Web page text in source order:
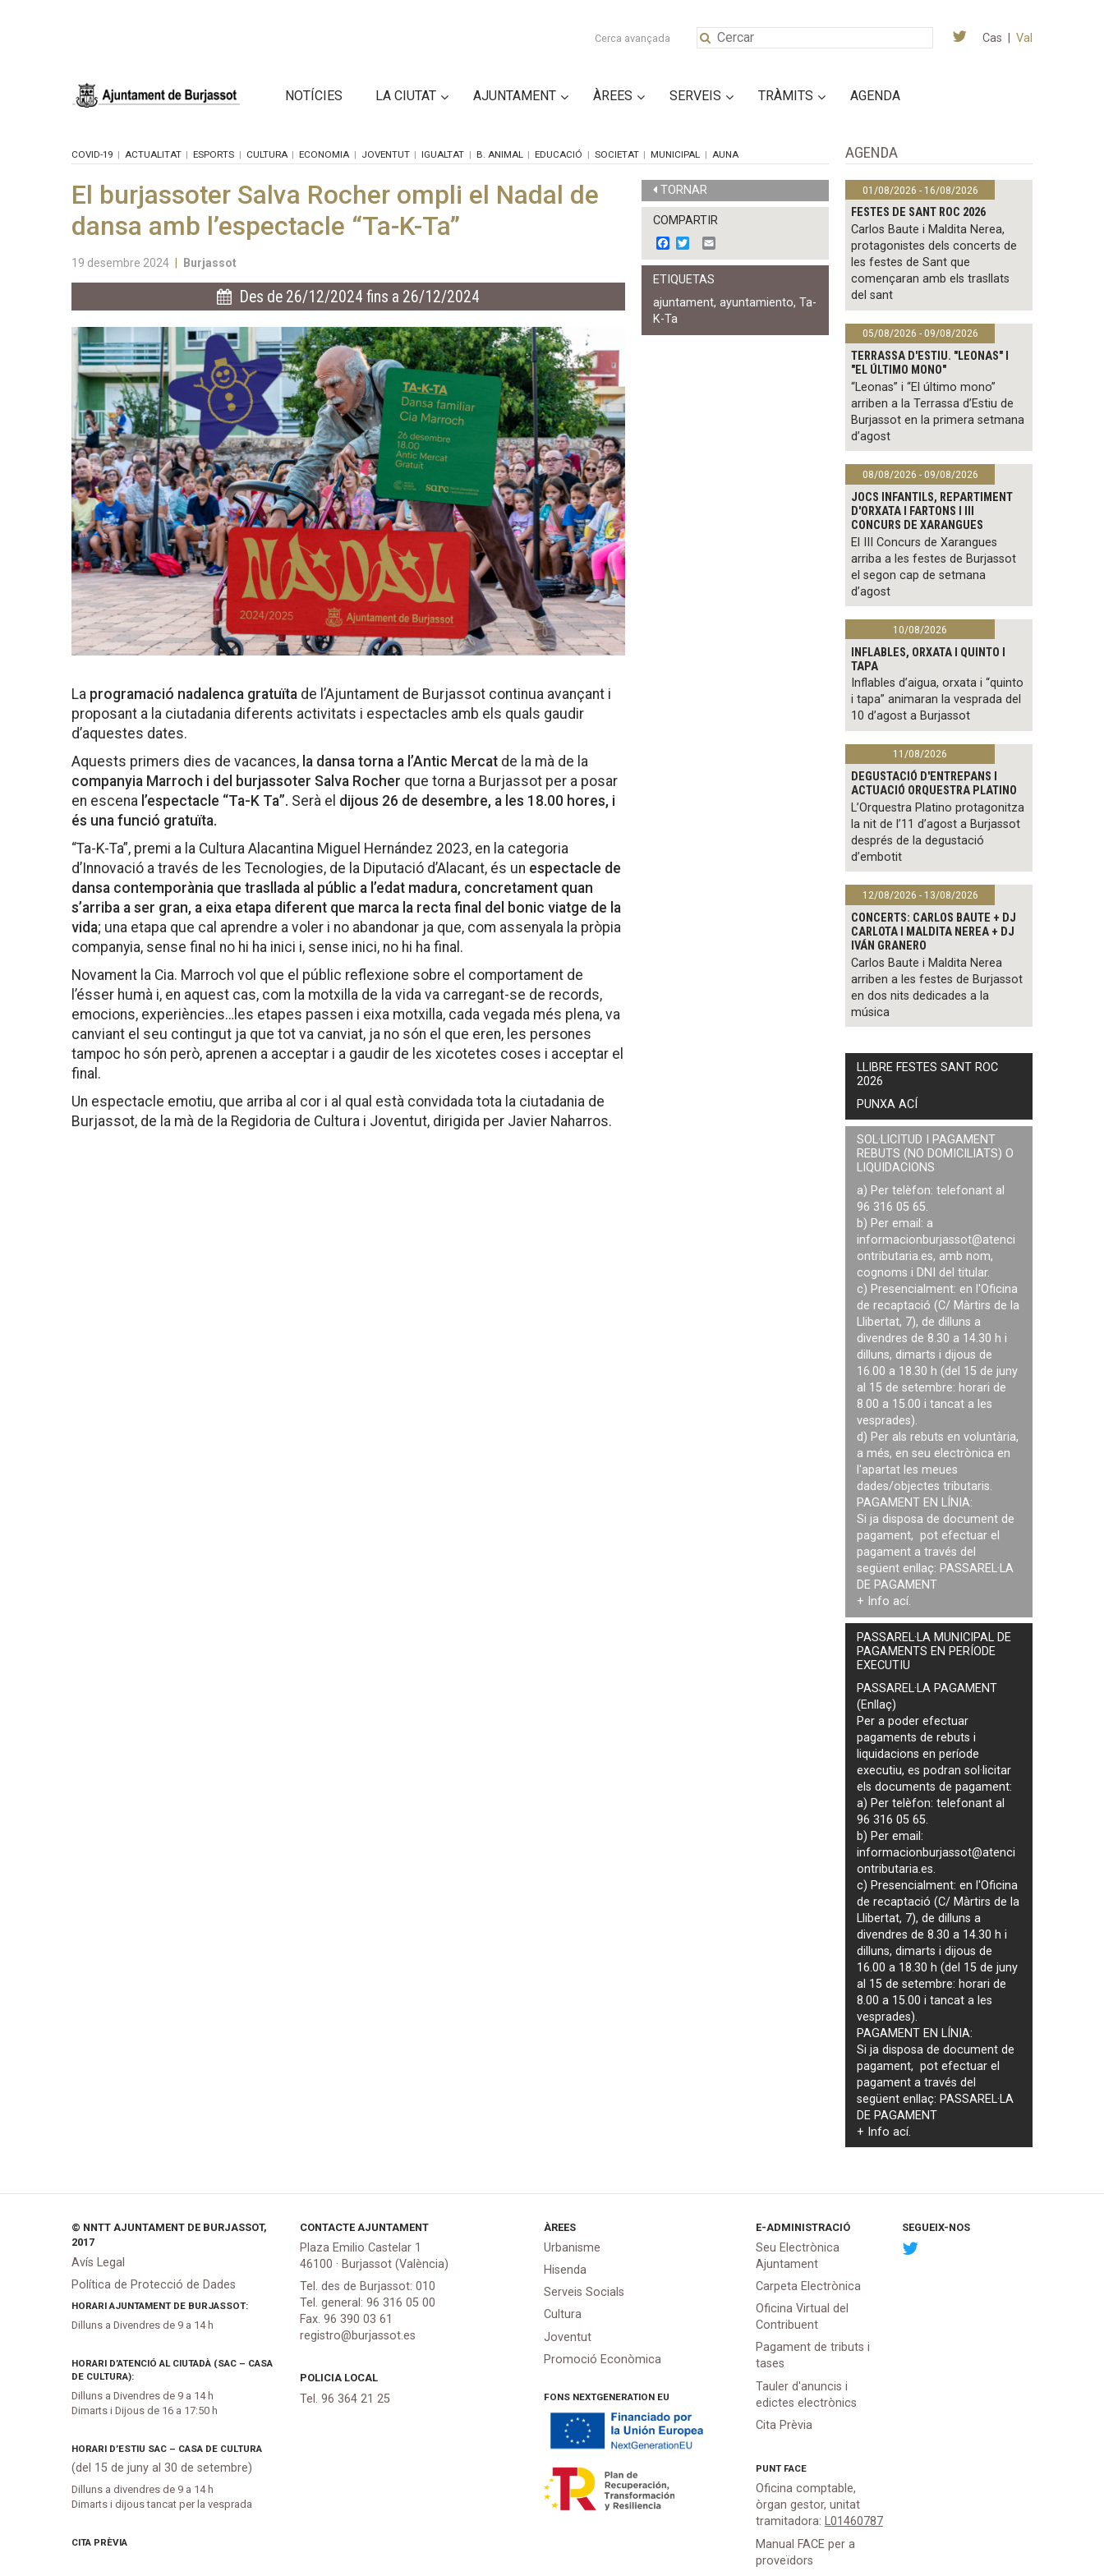
Cerca avançada Cas Val
NOTÍCIES LA CIUTAT AJUNTAMENT ÀREES SERVEIS TRÀMITS AGENDA
COVID-19 ACTUALITAT ESPORTS CULTURA ECONOMIA JOVENTUT IGUALTAT B. ANIMAL EDUCACIÓ SOCIETAT MUNICIPAL AUNA
El burjassoter Salva Rocher ompli el Nadal de
dansa amb l’espectacle “Ta-K-Ta”
19 desembre 2024 Burjassot
Des de 26/12/2024 fins a 26/12/2024
La programació nadalenca gratuïta de l’Ajuntament de Burjassot continua avançant i
proposant a la ciutadania diferents activitats i espectacles amb els quals gaudir
d’aquestes dates.
Aquests primers dies de vacances, la dansa torna a l’Antic Mercat de la mà de la
companyia Marroch i del burjassoter Salva Rocher que torna a Burjassot per a posar
en escena l’espectacle “Ta-K Ta”. Serà el dijous 26 de desembre, a les 18.00 hores, i
és una funció gratuïta.
“Ta-K-Ta”, premi a la Cultura Alacantina Miguel Hernández 2023, en la categoria
d’Innovació a través de les Tecnologies, de la Diputació d’Alacant, és un espectacle de
dansa contemporània que trasllada al públic a l’edat madura, concretament quan
s’arriba a ser gran, a eixa etapa diferent que marca la recta final del bonic viatge de la
vida; una etapa que cal aprendre a voler i no abandonar ja que, com assenyala la pròpia
companyia, sense final no hi ha inici i, sense inici, no hi ha final.
Novament la Cia. Marroch vol que el públic reflexione sobre el comportament de
l’ésser humà i, en aquest cas, com la motxilla de la vida va carregant-se de records,
emocions, experiències…les etapes passen i eixa motxilla, cada vegada més plena, va
canviant el seu contingut ja que tot va canviat, ja no són el que eren, les persones
tampoc ho són però, aprenen a acceptar i a gaudir de les xicotetes coses i acceptar el
final.
Un espectacle emotiu, que arriba al cor i al qual està convidada tota la ciutadania de
Burjassot, de la mà de la Regidoria de Cultura i Joventut, dirigida per Javier Naharros.
TORNAR
COMPARTIR
F
a
c
e
b
o
o
k
w
i
t
e
m
a
ETIQUETAS
ajuntament,ayuntamiento,Ta-
K-Ta
AGENDA
01/08/2026 - 16/08/2026
FESTES DE SANT ROC 2026
Carlos Baute i Maldita Nerea,
protagonistes dels concerts de
les festes de Sant que
començaran amb els trasllats
del sant
05/08/2026 - 09/08/2026
TERRASSA D'ESTIU. "LEONAS" I
"EL ÚLTIMO MONO"
“Leonas” i “El último mono”
arriben a la Terrassa d’Estiu de
Burjassot en la primera setmana
d’agost
08/08/2026 - 09/08/2026
JOCS INFANTILS, REPARTIMENT
D'ORXATA I FARTONS I III
CONCURS DE XARANGUES
El III Concurs de Xarangues
arriba a les festes de Burjassot
el segon cap de setmana
d’agost
10/08/2026
INFLABLES, ORXATA I QUINTO I
TAPA
Inflables d’aigua, orxata i “quinto
i tapa” animaran la vesprada del
10 d’agost a Burjassot
11/08/2026
DEGUSTACIÓ D'ENTREPANS I
ACTUACIÓ ORQUESTRA PLATINO
L’Orquestra Platino protagonitza
la nit de l’11 d’agost a Burjassot
després de la degustació
d’embotit
12/08/2026 - 13/08/2026
CONCERTS: CARLOS BAUTE + DJ
CARLOTA I MALDITA NEREA + DJ
IVÁN GRANERO
Carlos Baute i Maldita Nerea
arriben a les festes de Burjassot
en dos nits dedicades a la
música
LLIBRE FESTES SANT ROC
2026
PUNXA ACÍ
SOL·LICITUD I PAGAMENT
REBUTS (NO DOMICILIATS) O
LIQUIDACIONS
a) Per telèfon: telefonant al
96 316 05 65.
b) Per email: a
informacionburjassot@atenci
ontributaria.es, amb nom,
cognoms i DNI del titular.
c) Presencialment: en l'Oficina
de recaptació (C/ Màrtirs de la
Llibertat, 7), de dilluns a
divendres de 8.30 a 14.30 h i
dilluns, dimarts i dijous de
16.00 a 18.30 h (del 15 de juny
al 15 de setembre: horari de
8.00 a 15.00 i tancat a les
vesprades).
d) Per als rebuts en voluntària,
a més, en seu electrònica en
l'apartat les meues
dades/objectes tributaris.
PAGAMENT EN LÍNIA:
Si ja disposa de document de
pagament, pot efectuar el
pagament a través del
següent enllaç: PASSAREL·LA
DE PAGAMENT
+ Info ací.
PASSAREL·LA MUNICIPAL DE
PAGAMENTS EN PERÍODE
EXECUTIU
PASSAREL·LA PAGAMENT
(Enllaç)
Per a poder efectuar
pagaments derebuts i
liquidacions en període
executiu, es podransol·licitar
els documents de pagament:
a) Per telèfon: telefonant al
96 316 05 65.
b) Per email:
informacionburjassot@atenci
ontributaria.es.
c) Presencialment: en l'Oficina
de recaptació (C/ Màrtirs de la
Llibertat, 7), de dilluns a
divendres de 8.30 a 14.30 h i
dilluns, dimarts i dijous de
16.00 a 18.30 h (del 15 de juny
al 15 de setembre: horari de
8.00 a 15.00 i tancat a les
vesprades).
PAGAMENT EN LÍNIA:
Si ja disposa de document de
pagament, pot efectuar el
pagament a través del
següent enllaç: PASSAREL·LA
DE PAGAMENT
+ Infoací.
© NNTT AJUNTAMENT DE BURJASSOT,
2017
Avís Legal
Política de Protecció de Dades
HORARI AJUNTAMENT DE BURJASSOT:
Dilluns a Divendres de 9 a 14 h
HORARI D’ATENCIÓ AL CIUTADÀ (SAC – CASA
DE CULTURA):
Dilluns a Divendres de 9 a 14 h
Dimarts i Dijous de 16 a 17:50 h
HORARI D’ESTIU SAC – CASA DE CULTURA
(del 15 de juny al 30 de setembre)
Dilluns a divendres de 9 a 14 h
Dimarts i dijous tancat per la vesprada
CITA PRÈVIA
CONTACTE AJUNTAMENT
Plaza Emilio Castelar 1
46100 · Burjassot (València)
Tel. des de Burjassot: 010
Tel. general: 96 316 05 00
Fax. 96 390 03 61
registro@burjassot.es
POLICIA LOCAL
Tel. 96 364 21 25
ÀREES
Urbanisme
Hisenda
Serveis Socials
Cultura
Joventut
Promoció Econòmica
FONS NEXTGENERATION EU
E-ADMINISTRACIÓ
Seu Electrònica
Ajuntament
Carpeta Electrònica
Oficina Virtual del
Contribuent
Pagament de tributs i
tases
Tauler d'anuncis i
edictes electrònics
Cita Prèvia
PUNT FACE
Oficina comptable,
òrgan gestor, unitat
tramitadora: L01460787
Manual FACE per a
proveïdors
SEGUEIX-NOS